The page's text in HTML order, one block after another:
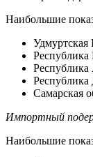
Наибольшие
Удмуртская
Республика
Республика
Самарская
Импортный
Наибольшие